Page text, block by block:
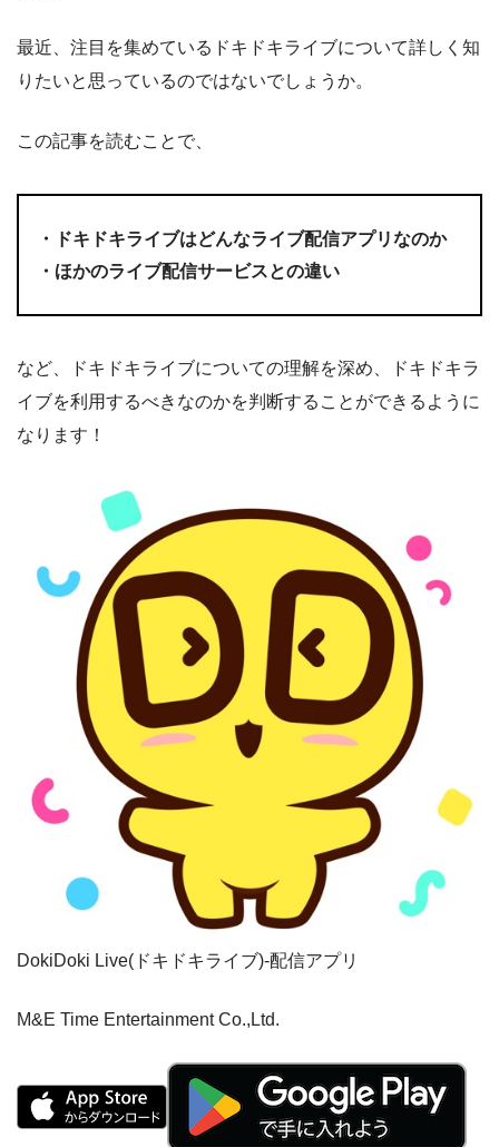
最近、注目を集めているドキドキライブについて詳しく知
りたいと思っているのではないでしょうか。
この記事を読むことで、
・ドキドキライブはどんなライブ配信アプリなのか
・ほかのライブ配信サービスとの違い
など、ドキドキライブについての理解を深め、ドキドキラ
イブを利用するべきなのかを判断することができるように
なります！
DokiDoki Live(ドキドキライブ)-配信アプリ
M&E Time Entertainment Co.,Ltd.